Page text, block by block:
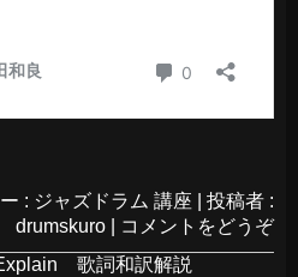
: ジャズドラム 講座
投稿者 :
drumskuro
コメントをどうぞ
歌詞和訳解説